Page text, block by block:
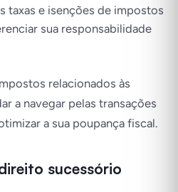
taxas e isenções de impostos
sua responsabilidade
relacionados às
a navegar pelas transações
a sua poupança fiscal.
sucessório